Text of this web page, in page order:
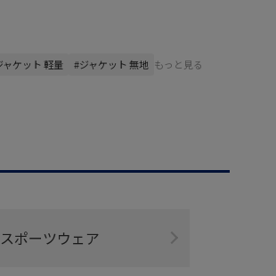
ャケット 軽量 #ジャケット 無地 もっと見る
スポーツウェア